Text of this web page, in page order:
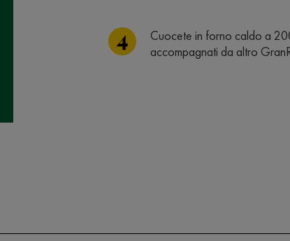
Cuocete in forno caldo a
accompagnati da altro